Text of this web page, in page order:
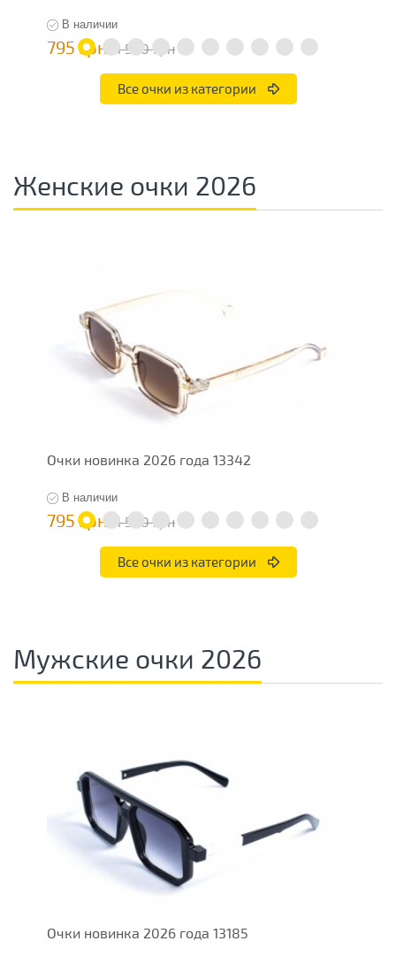
В наличии
795 грн 1 590 грн
Все очки из категории
Женские очки 2026
Очки новинка 2026 года 13342
В наличии
795 грн 1 590 грн
Все очки из категории
Мужские очки 2026
Очки новинка 2026 года 13185